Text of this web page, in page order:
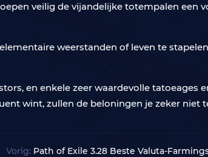
veilig de vijandelijke totempalen een
weerstanden of leven te
en enkele zeer waardevolle tatoeages
wint, zullen de beloningen je zeker niet
Vorig: Path of Exile 3.28 Beste Valuta-